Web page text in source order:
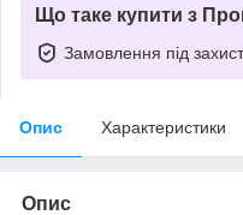
Що таке купити з
Замовлення під
Опис Характеристики
Опис